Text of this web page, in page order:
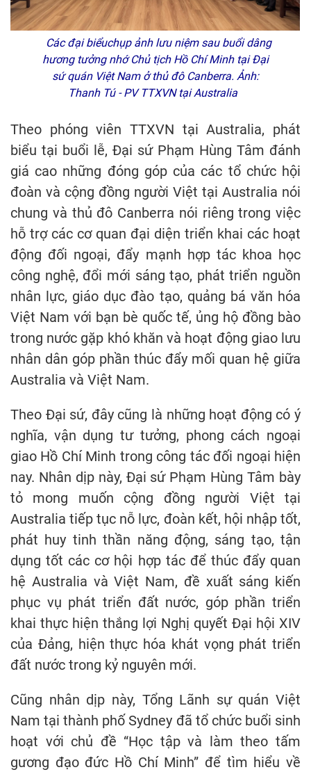
Các đại biểuchụp ảnh lưu niệm sau buổi dâng
hương tưởng nhớ Chủ tịch Hồ Chí Minh tại Đại
sứ quán Việt Nam ở thủ đô Canberra. Ảnh:
Thanh Tú - PV TTXVN tại Australia
Theo phóng viên TTXVN tại Australia, phát
biểu tại buổi lễ, Đại sứ Phạm Hùng Tâm đánh
giá cao những đóng góp của các tổ chức hội
đoàn và cộng đồng người Việt tại Australia nói
chung và thủ đô Canberra nói riêng trong việc
hỗ trợ các cơ quan đại diện triển khai các hoạt
động đối ngoại, đẩy mạnh hợp tác khoa học
công nghệ, đổi mới sáng tạo, phát triển nguồn
nhân lực, giáo dục đào tạo, quảng bá văn hóa
Việt Nam với bạn bè quốc tế, ủng hộ đồng bào
trong nước gặp khó khăn và hoạt động giao lưu
nhân dân góp phần thúc đẩy mối quan hệ giữa
Australia và Việt Nam.
Theo Đại sứ, đây cũng là những hoạt động có ý
nghĩa, vận dụng tư tưởng, phong cách ngoại
giao Hồ Chí Minh trong công tác đối ngoại hiện
nay. Nhân dịp này, Đại sứ Phạm Hùng Tâm bày
tỏ mong muốn cộng đồng người Việt tại
Australia tiếp tục nỗ lực, đoàn kết, hội nhập tốt,
phát huy tinh thần năng động, sáng tạo, tận
dụng tốt các cơ hội hợp tác để thúc đẩy quan
hệ Australia và Việt Nam, đề xuất sáng kiến
phục vụ phát triển đất nước, góp phần triển
khai thực hiện thắng lợi Nghị quyết Đại hội XIV
của Đảng, hiện thực hóa khát vọng phát triển
đất nước trong kỷ nguyên mới.
Cũng nhân dịp này, Tổng Lãnh sự quán Việt
Nam tại thành phố Sydney đã tổ chức buổi sinh
hoạt với chủ đề “Học tập và làm theo tấm
gương đạo đức Hồ Chí Minh” để tìm hiểu về